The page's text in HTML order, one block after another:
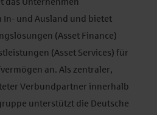
und Ausland und bietet
(Asset Finance)
(Asset Services) für
an. Als zentraler,
Verbundpartner innerhalb
unterstützt die Deutsche